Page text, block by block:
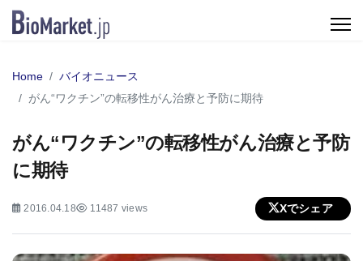
Home
バイオニュース
がん“ワクチン”の転移性がん治療と予防に期待
がん“ワクチン”の転移性がん治療と予防
に期待
2016.04.18 11487 views Xでシェア